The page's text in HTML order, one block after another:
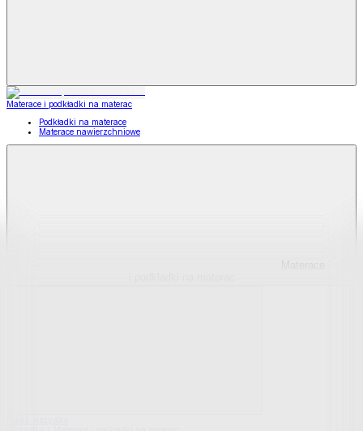
Materace i podkładki na materac
Podkładki na materace
Materace nawierzchniowe